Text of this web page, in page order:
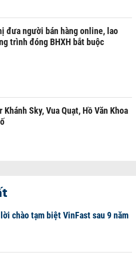
đưa người bán hàng online, lao
trình đóng BHXH bắt buộc
Khánh Sky, Vua Quạt, Hồ Văn Khoa
chào tạm biệt VinFast sau 9 năm